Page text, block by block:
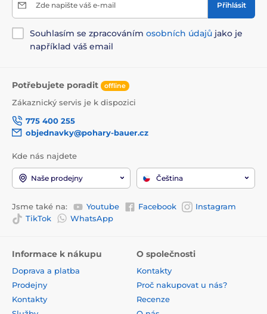
Zde napište váš e-mail Přihlásit
Souhlasím se zpracováním osobních údajů jako je
například váš email
Potřebujete poradit offline
Zákaznický servis je k dispozici
775 400 255
objednavky@pohary-bauer.cz
Kde nás najdete
Naše prodejny Čeština
Jsme také na: Youtube Facebook
Instagram
TikTok
WhatsApp
Informace k nákupu
Doprava a platba
Prodejny
Kontakty
O společnosti
Kontakty
Proč nakupovat u nás?
Recenze